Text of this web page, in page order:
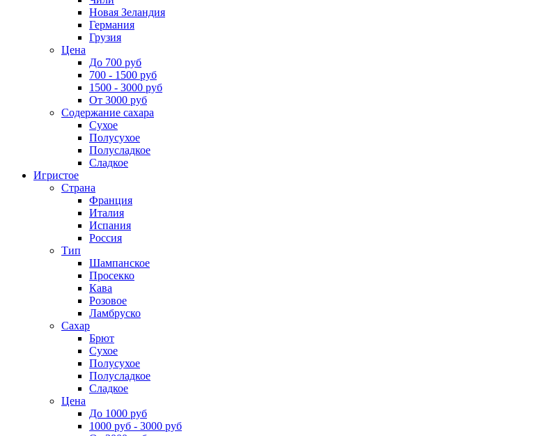
Новая Зеландия
Германия
Грузия
Цена
До 700 руб
700 - 1500 руб
1500 - 3000 руб
От 3000 руб
Содержание сахара
Сухое
Полусухое
Полусладкое
Сладкое
Игристое
Страна
Франция
Италия
Испания
Россия
Тип
Шампанское
Просекко
Кава
Розовое
Ламбруско
Сахар
Брют
Сухое
Полусухое
Полусладкое
Сладкое
Цена
До 1000 руб
1000 руб - 3000 руб